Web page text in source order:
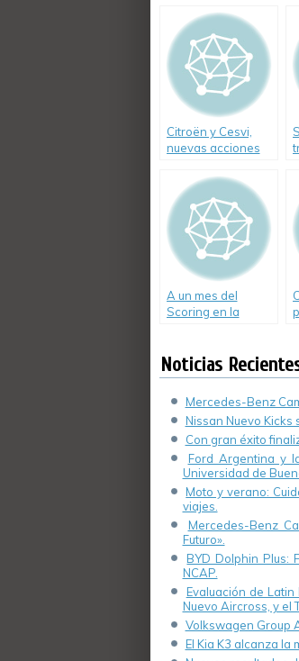
Citroën y Cesvi,
nuevas acciones
cambio vial
A un mes del
Scoring en la
Noticias
Mercedes-Benz
Nissan Nuevo Kicks
Con gran éxito
Ford Argentina y
Universidad de
Moto y verano:
viajes.
Mercedes-Benz
Futuro».
BYD Dolphin Plus:
NCAP.
Evaluación de
Nuevo Aircross, y el
Volkswagen Group
El Kia K3 alcanza la